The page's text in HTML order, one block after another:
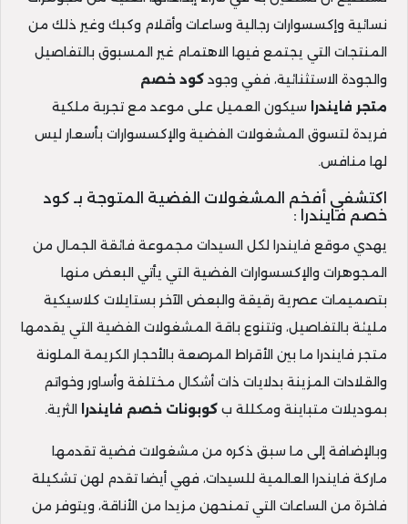
نسائية وإكسسوارات رجالية وساعات وأقلام وكبك وغير ذلك من
المنتجات التي يجتمع فيها الاهتمام غير المسبوق بالتفاصيل
والجودة الاستثنائية، ففي وجود كود خصم
متجر فايندرا سيكون العميل على موعد مع تجربة ملكية
فريدة لتسوق المشغولات الفضية والإكسسوارات بأسعار ليس
لها منافس.
اكتشفي أفخم المشغولات الفضية المتوجة بـ كود
خصم فايندرا :
يهدي موقع فايندرا لكل السيدات مجموعة فائقة الجمال من
المجوهرات والإكسسوارات الفضية التي يأتي البعض منها
بتصميمات عصرية رقيقة والبعض الآخر بستايلات كلاسيكية
مليئة بالتفاصيل، وتتنوع باقة المشغولات الفضية التي يقدمها
متجر فايندرا ما بين الأقراط المرصعة بالأحجار الكريمة الملونة
والقلادات المزينة بدلايات ذات أشكال مختلفة وأساور وخواتم
بموديلات متباينة ومكللة ب كوبونات خصم فايندرا الثرية.
وبالإضافة إلى ما سبق ذكره من مشغولات فضية تقدمها
ماركة فايندرا العالمية للسيدات، فهي أيضا تقدم لهن تشكيلة
فاخرة من الساعات التي تمنحهن مزيدا من الأناقة، ويتوفر من